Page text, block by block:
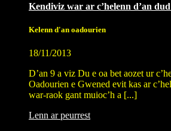
Kendiviz war ar c’helenn d’an
Kelenn d'an oadourien
18/11/2013
D’an 9 a viz Du e oa bet aozet ur
Oadourien e Gwened evit kas ar
war-raok gant muioc’h a [...]
Lenn ar peurrest